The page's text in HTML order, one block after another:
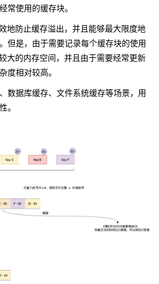
常使用的缓存块。
地防止缓存溢出，并且能够最大限度地
但是，由于需要记录每个缓存块的使用
大的内存空间，并且由于需要经常更新
度相对较高。
数据库缓存、文件系统缓存等场景，用
。